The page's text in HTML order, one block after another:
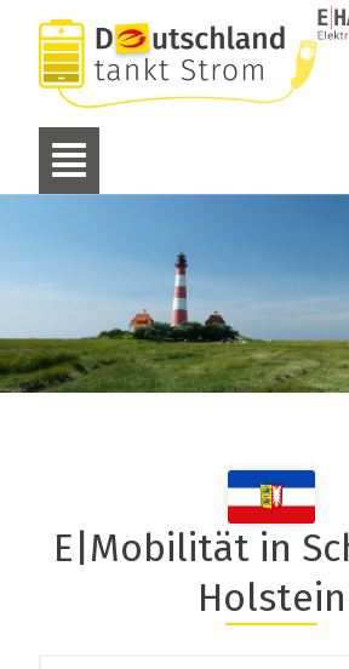
E|Mobilität in
Holstein